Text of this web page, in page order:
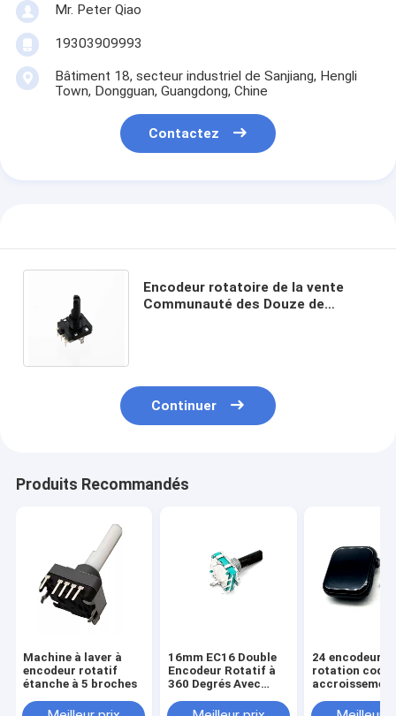
Mr. Peter Qiao
19303909993
Bâtiment 18, secteur industriel de Sanjiang, Hengli
Town, Dongguan, Guangdong, Chine
Contactez
Encodeur rotatoire de la vente
Communauté des Douze de
Continuer
Produits Recommandés
Machine à laver à
encodeur rotatif
étanche à 5 broches
16mm EC16 Double
Encodeur Rotatif à
360 Degrés Avec
24 encodeurs
rotation